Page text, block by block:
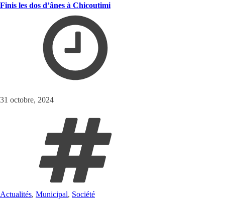
Finis les dos d’ânes à Chicoutimi
31 octobre, 2024
Actualités, Municipal, Société